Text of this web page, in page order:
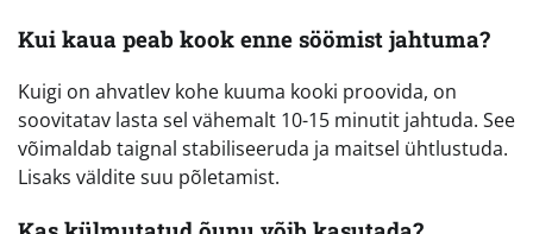
Kui kaua peab kook enne söömist jahtuma?
Kuigi on ahvatlev kohe kuuma kooki proovida, on
soovitatav lasta sel vähemalt 10-15 minutit jahtuda. See
võimaldab taignal stabiliseeruda ja maitsel ühtlustuda.
Lisaks väldite suu põletamist.